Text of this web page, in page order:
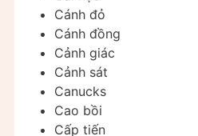
Cánh đỏ
Cánh đồng
Cảnh giác
Cảnh sát
Canucks
Cao bồi
Cấp tiến